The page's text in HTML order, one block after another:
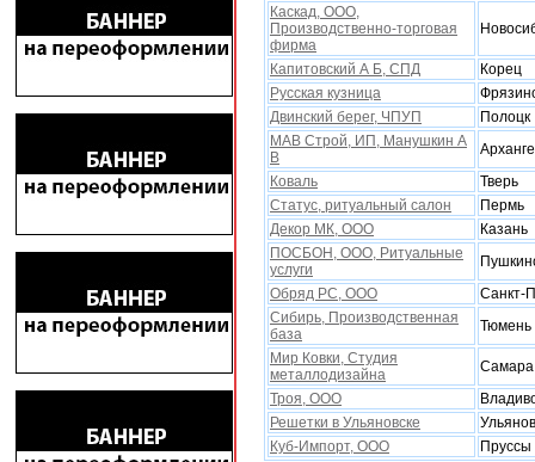
Каскад, ООО,
Производственно-торговая
фирма
Капитовский А Б, СПД
Корец
Русская кузница
Двинский берег, ЧПУП
Полоцк
МАВ Строй, ИП, Манушкин А
В
Коваль
Тверь
Статус, ритуальный салон
Пермь
Декор МК, ООО
Казань
ПОСБОН, ООО, Ритуальные
услуги
Обряд РС, ООО
Санкт-
Сибирь, Производственная
база
Тюмень
Мир Ковки, Студия
металлодизайна
Самара
Троя, ООО
Решетки в Ульяновске
Куб-Импорт, ООО
Пруссы